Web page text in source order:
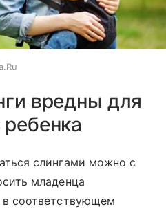
вредны для
слингами можно с
младенца
в соответствующем